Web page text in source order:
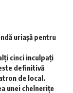
uriașă pentru
cinci inculpați
definitivă
de local.
unei chelnerițe